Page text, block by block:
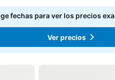
favoritos
fechas para ver los precios
Ver precios